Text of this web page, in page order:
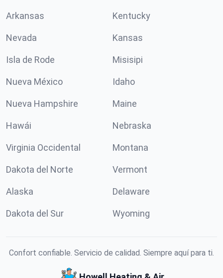
Arkansas Kentucky
Nevada Kansas
Isla de Rode Misisipi
Nueva México Idaho
Nueva Hampshire Maine
Hawái Nebraska
Virginia Occidental Montana
Dakota del Norte Vermont
Alaska Delaware
Dakota del Sur Wyoming
Confort confiable. Servicio de calidad. Siempre aquí para ti.